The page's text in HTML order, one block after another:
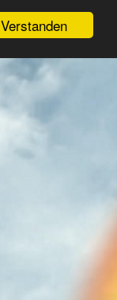
Verstanden